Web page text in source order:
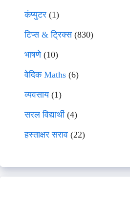
कंप्युटर (1)
टिप्स & ट्रिक्स(830)
भाषणे(10)
वेदिक Maths (6)
व्यवसाय(1)
सरल विद्यार्थी(4)
हस्ताक्षर सराव (22)